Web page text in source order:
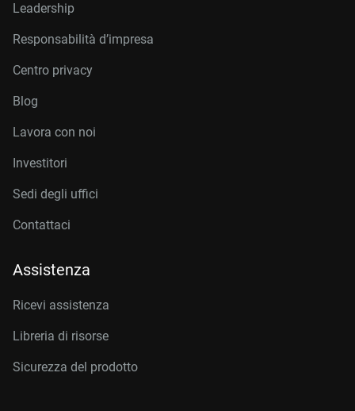
Leadership
Responsabilità d’impresa
Centro privacy
Blog
Lavora con noi
Investitori
Sedi degli uffici
Contattaci
Assistenza
Ricevi assistenza
Libreria di risorse
Sicurezza del prodotto